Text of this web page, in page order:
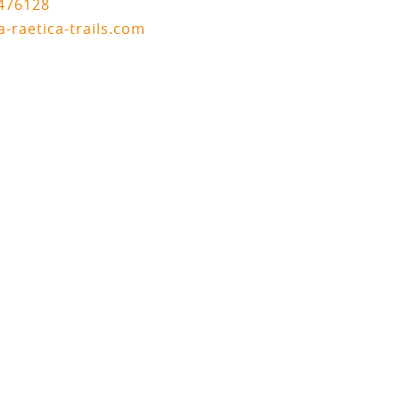
raetica-trails.com